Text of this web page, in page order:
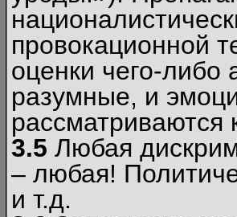
провокационной
оценки чего-
разумные, и
3.5 Любая
– любая!
и т.д.